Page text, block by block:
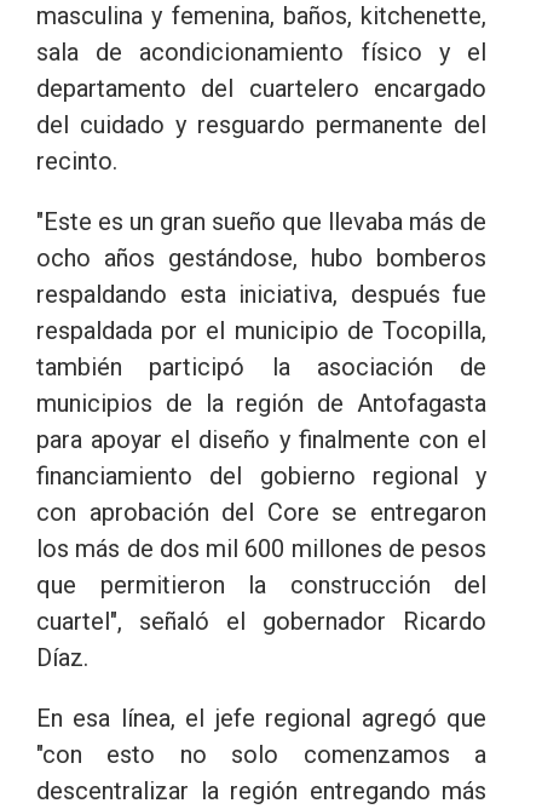
masculina y femenina, baños, kitchenette,
sala de acondicionamiento físico y el
departamento del cuartelero encargado
del cuidado y resguardo permanente del
recinto.
"Este es un gran sueño que llevaba más de
ocho años gestándose, hubo bomberos
respaldando esta iniciativa, después fue
respaldada por el municipio de Tocopilla,
también participó la asociación de
municipios de la región de Antofagasta
para apoyar el diseño y finalmente con el
financiamiento del gobierno regional y
con aprobación del Core se entregaron
los más de dos mil 600 millones de pesos
que permitieron la construcción del
cuartel", señaló el gobernador Ricardo
Díaz.
En esa línea, el jefe regional agregó que
"con esto no solo comenzamos a
descentralizar la región entregando más